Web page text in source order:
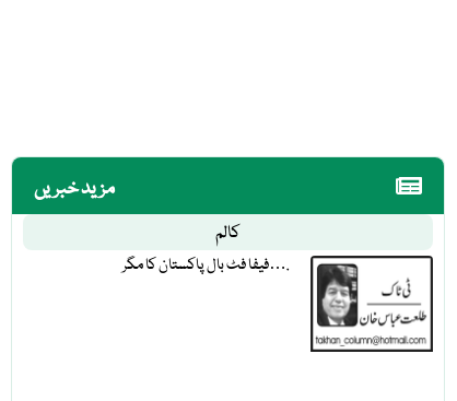
مزید خبریں
کالم
فیفا فٹ بال پاکستان کا مگر….